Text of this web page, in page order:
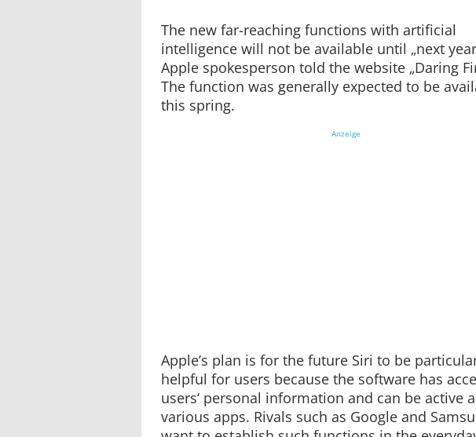
The new far-reaching functions with artificial
intelligence will not be available until „next
Apple spokesperson told the website „Daring
The function was generally expected to be
this spring.
Anzeige
Apple’s plan is for the future Siri to be
helpful for users because the software has
users‘ personal information and can be active
various apps. Rivals such as Google and